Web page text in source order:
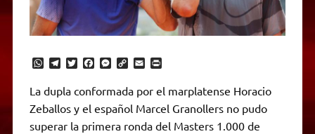
W
a
t
s
p
T
e
g
a
T
t
t
e
r
F
c
e
b
o
o
M
s
e
g
C
p
y
L
n
E
i
l
P
i
n
t
F
r
La dupla conformada por el marplatense Horacio
Zeballos y el español Marcel Granollers no pudo
superar la primera ronda del Masters 1.000 de